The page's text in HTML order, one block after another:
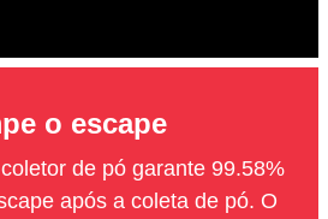
o escape
de pó garante 99.58%
após a coleta de pó. O